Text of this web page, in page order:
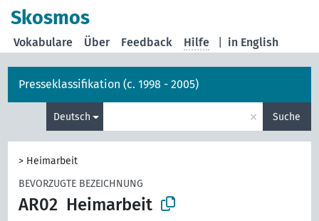
Skosmos
in English
Vokabulare Über Feedback Hilfe
Presseklassifikation (c. 1998 - 2005)
Deutsch × Suche
> Heimarbeit
BEVORZUGTE BEZEICHNUNG
AR02 Heimarbeit